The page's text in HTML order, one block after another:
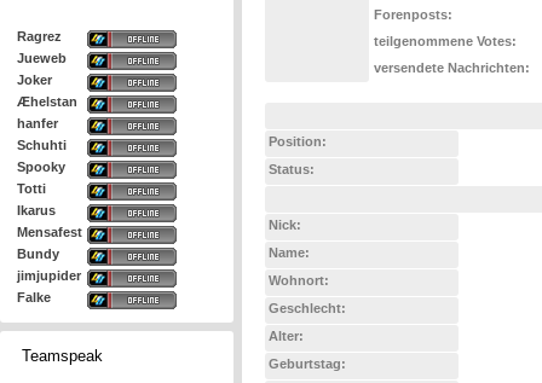
Ragrez
Jueweb
Joker
Æhelstan
hanfer
Schuhti
Spooky
Totti
Ikarus
Mensafest
Bundy
jimjupider
Falke
Teamspeak
Forenposts:
teilgenommene Votes:
versendete Nachrichten:
Position:
Status:
Nick:
Name:
Wohnort:
Geschlecht:
Alter:
Geburtstag: